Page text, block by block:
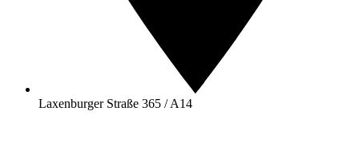
Laxenburger Straße 365 / A14